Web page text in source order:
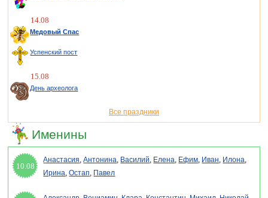
14.08
Медовый Спас
Успенский пост
15.08
День археолога
Все праздники
Именины
10.08
Анастасия,Антонина, Василий, Елена, Ефим, Иван, Илона,
Ирина,Остап, Павел